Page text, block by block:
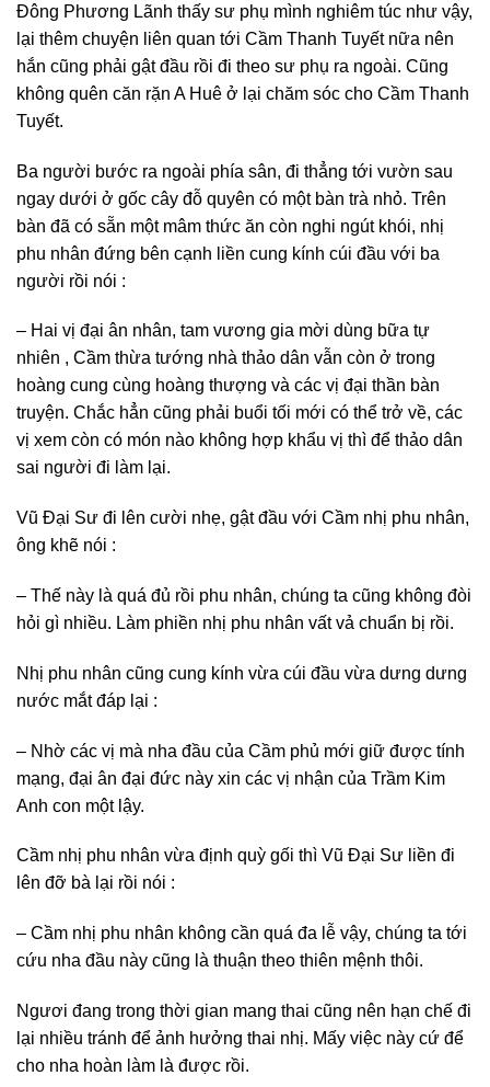
Đông Phương Lãnh thấy sư phụ mình nghiêm túc như vậy,
lại thêm chuyện liên quan tới Cầm Thanh Tuyết nữa nên
hắn cũng phải gật đầu rồi đi theo sư phụ ra ngoài. Cũng
không quên căn rặn A Huê ở lại chăm sóc cho Cầm Thanh
Tuyết.
Ba người bước ra ngoài phía sân, đi thẳng tới vườn sau
ngay dưới ở gốc cây đỗ quyên có một bàn trà nhỏ. Trên
bàn đã có sẵn một mâm thức ăn còn nghi ngút khói, nhị
phu nhân đứng bên cạnh liền cung kính cúi đầu với ba
người rồi nói :
– Hai vị đại ân nhân, tam vương gia mời dùng bữa tự
nhiên , Cầm thừa tướng nhà thảo dân vẫn còn ở trong
hoàng cung cùng hoàng thượng và các vị đại thần bàn
truyện. Chắc hẳn cũng phải buổi tối mới có thể trở về, các
vị xem còn có món nào không hợp khẩu vị thì để thảo dân
sai người đi làm lại.
Vũ Đại Sư đi lên cười nhẹ, gật đầu với Cầm nhị phu nhân,
ông khẽ nói :
– Thế này là quá đủ rồi phu nhân, chúng ta cũng không đòi
hỏi gì nhiều. Làm phiền nhị phu nhân vất vả chuẩn bị rồi.
Nhị phu nhân cũng cung kính vừa cúi đầu vừa dưng dưng
nước mắt đáp lại :
– Nhờ các vị mà nha đầu của Cầm phủ mới giữ được tính
mạng, đại ân đại đức này xin các vị nhận của Trầm Kim
Anh con một lậy.
Cầm nhị phu nhân vừa định quỳ gối thì Vũ Đại Sư liền đi
lên đỡ bà lại rồi nói :
– Cầm nhị phu nhân không cần quá đa lễ vậy, chúng ta tới
cứu nha đầu này cũng là thuận theo thiên mệnh thôi.
Ngươi đang trong thời gian mang thai cũng nên hạn chế đi
lại nhiều tránh để ảnh hưởng thai nhị. Mấy việc này cứ để
cho nha hoàn làm là được rồi.